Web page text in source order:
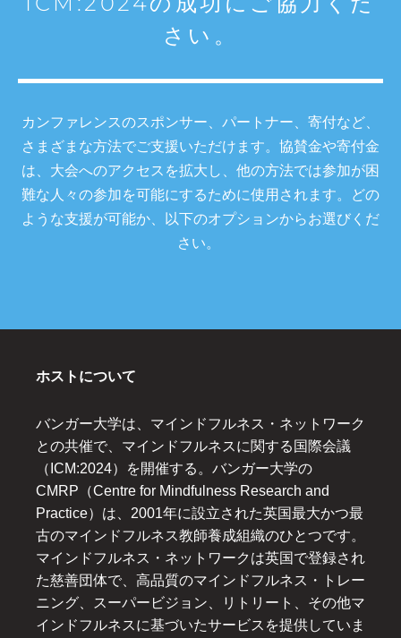
さい。
カンファレンスのスポンサー、パートナー、寄付など、
さまざまな方法でご支援いただけます。協賛金や寄付金
は、大会へのアクセスを拡大し、他の方法では参加が困
難な人々の参加を可能にするために使用されます。どの
ような支援が可能か、以下のオプションからお選びくだ
さい。
ホストについて
バンガー大学は、マインドフルネス・ネットワーク
との共催で、マインドフルネスに関する国際会議
（ICM:2024）を開催する。バンガー大学の
CMRP（Centre for Mindfulness Research and
Practice）は、2001年に設立された英国最大かつ最
古のマインドフルネス教師養成組織のひとつです。
マインドフルネス・ネットワークは英国で登録され
た慈善団体で、高品質のマインドフルネス・トレー
ニング、スーパービジョン、リトリート、その他マ
インドフルネスに基づいたサービスを提供していま